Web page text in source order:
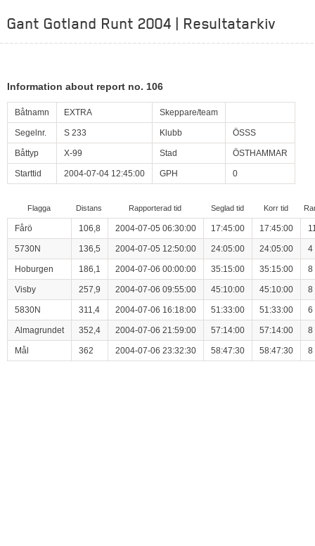
Gant Gotland Runt 2004 | Resultatarkiv
Information about report no. 106
Båtnamn EXTRA Skeppare/team
Segelnr. S 233 Klubb ÖSSS
Båttyp X-99 Stad ÖSTHAMMAR
Starttid 2004-07-04 12:45:00 GPH 0
Flagga Distans Rapporterad tid Seglad tid Korr tid
Fårö 106,8 2004-07-05 06:30:00 17:45:00 17:45:00
5730N 136,5 2004-07-05 12:50:00 24:05:00 24:05:00 4
Hoburgen 186,1 2004-07-06 00:00:00 35:15:00 35:15:00 8
Visby 257,9 2004-07-06 09:55:00 45:10:00 45:10:00 8
5830N 311,4 2004-07-06 16:18:00 51:33:00 51:33:00 6
Almagrundet 352,4 2004-07-06 21:59:00 57:14:00 57:14:00 8
Mål 362 2004-07-06 23:32:30 58:47:30 58:47:30 8